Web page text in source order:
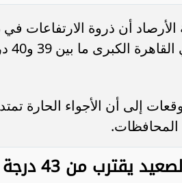
أن ذروة الارتفاعات
إلى أن الأجواء
المحافظات.
يقترب من 43 درجة مئوية